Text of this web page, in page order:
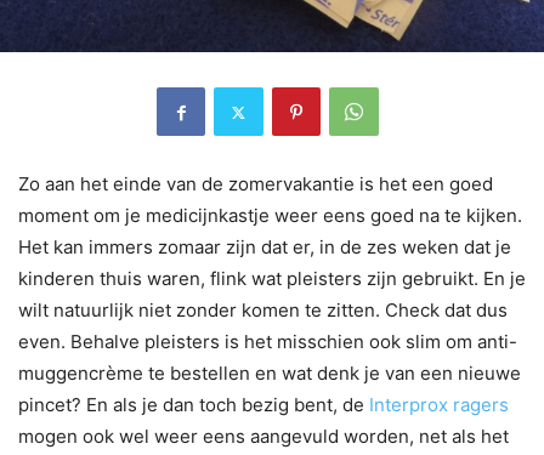
Zo aan het einde van de zomervakantie is het een goed
moment om je medicijnkastje weer eens goed na te kijken.
Het kan immers zomaar zijn dat er, in de zes weken dat je
kinderen thuis waren, flink wat pleisters zijn gebruikt. En je
wilt natuurlijk niet zonder komen te zitten. Check dat dus
even. Behalve pleisters is het misschien ook slim om anti-
muggencrème te bestellen en wat denk je van een nieuwe
pincet? En als je dan toch bezig bent, de Interprox ragers
mogen ook wel weer eens aangevuld worden, net als het